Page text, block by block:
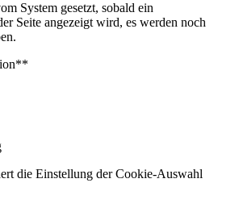
System gesetzt, sobald ein
Seite angezeigt wird, es werden noch
die Einstellung der Cookie-Auswahl